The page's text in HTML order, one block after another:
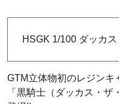
HSGK 1/100 ダッカ
GTM立体物初のレジンキ
「黒騎士（ダッカス・